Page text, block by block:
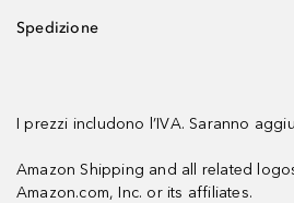
Spedizione
I prezzi includono l’IVA. Saranno
Amazon Shipping and all related
Amazon.com, Inc. or its affiliates.